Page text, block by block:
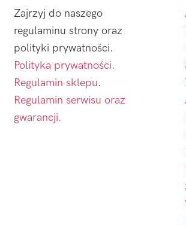
Zajrzyj do naszego
regulaminu strony oraz
polityki prywatności.
Polityka prywatności.
Regulamin sklepu.
Regulamin serwisu oraz
gwarancji.